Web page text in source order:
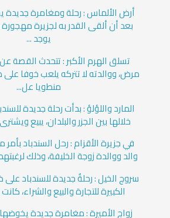
أرض الألماس : رحلة ومغامرة جديدة
بعد أن ألقى القدر به لجزيرة
يوجد ...
تسلق الهرم الأكبر : تتحدث القصة
مرض، ووالدته لا تتركه يلعب خوفا
منطويا عل...
المارد واللؤلؤ : بدأت رحلة جديدة
خلالها بين الجزر والبلدان، يبيع
في جزيرة الأقزام : رحل السندباد بأمر
والد ووالدة زوجة الخليفة، وذلك
سروج الخيل : رحلةٌ جديدة للسندباد
الكبيرة للتجارة والبيع والشراء،
زواج الأميرة : مغامرة جديدة